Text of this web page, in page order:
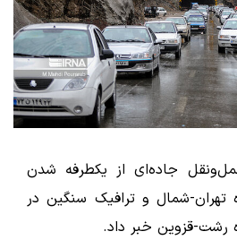
جاده‌ای از یکطرفه شدن
تهران-شمال و ترافیک سنگین در
رشت-قزوین خبر داد.